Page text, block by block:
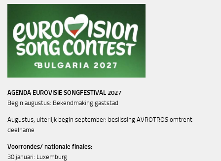
AGENDA EUROVISIE SONGFESTIVAL 2027
Begin augustus: Bekendmaking gaststad
Augustus, uiterlijk begin september: beslissing AVROTROS omtrent
deelname
Voorrondes/ nationale finales:
30 januari: Luxemburg